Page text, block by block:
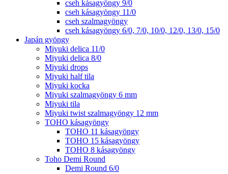
cseh kásagyöngy 9/0
cseh kásagyöngy 11/0
cseh szalmagyöngy
cseh kásagyöngy 6/0, 7/0, 10/0, 12/0, 13/0, 15/0
Japán gyöngy
Miyuki delica 11/0
Miyuki delica 8/0
Miyuki drops
Miyuki half tila
Miyuki kocka
Miyuki szalmagyöngy 6 mm
Miyuki tila
Miyuki twist szalmagyöngy 12 mm
TOHO kásagyöngy
TOHO 11 kásagyöngy
TOHO 15 kásagyöngy
TOHO 8 kásagyöngy
Toho Demi Round
Demi Round 6/0